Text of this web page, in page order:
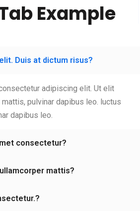
Example
Duis at dictum risus?
adipiscing elit. Ut elit
pulvinar dapibus leo. luctus
dapibus leo.
consectetur?
mattis?